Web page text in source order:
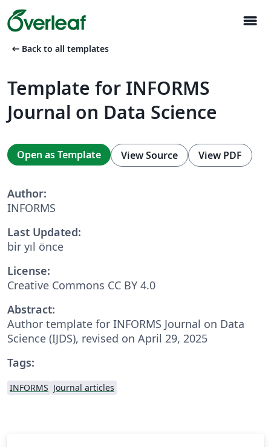
menu
arrow_left_alt Back to all templates
Template for INFORMS
Journal on Data Science
Open as Template View Source View PDF
Author:
INFORMS
Last Updated:
bir yıl önce
License:
Creative Commons CC BY 4.0
Abstract:
Author template for INFORMS Journal on Data
Science (IJDS), revised on April 29, 2025
Tags:
INFORMS Journal articles